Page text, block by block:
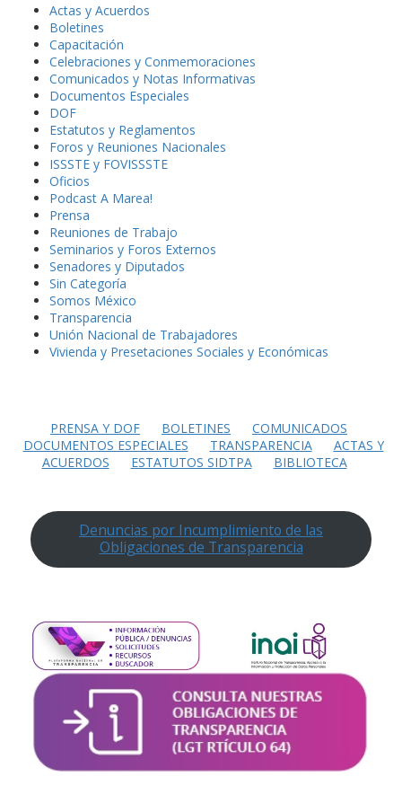
Actas y Acuerdos
Boletines
Capacitación
Celebraciones y Conmemoraciones
Comunicados y Notas Informativas
Documentos Especiales
DOF
Estatutos y Reglamentos
Foros y Reuniones Nacionales
ISSSTE y FOVISSSTE
Oficios
Podcast A Marea!
Prensa
Reuniones de Trabajo
Seminarios y Foros Externos
Senadores y Diputados
Sin Categoría
Somos México
Transparencia
Unión Nacional de Trabajadores
Vivienda y Presetaciones Sociales y Económicas
PRENSA Y DOF BOLETINES
COMUNICADOS
DOCUMENTOS ESPECIALES
TRANSPARENCIA
ACTAS Y
ACUERDOS
ESTATUTOS SIDTPA BIBLIOTECA
Denuncias por Incumplimiento de las
Obligaciones de Transparencia